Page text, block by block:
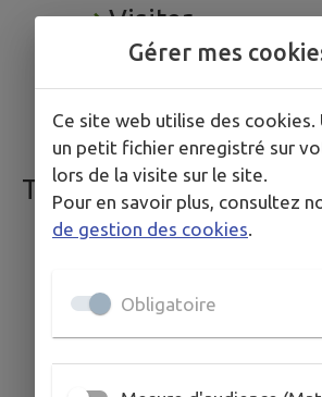
Visiter
Hébergement
Plans et Cartes
CAMPING-CAR
TRANSPORTS 🚘
ALEOP Scolaire
SOLIDARITÉ
Gérer mes
Ce site web utilise des cookies.
un petit fichier enregistré sur
lors de la visite sur le site.
Pour en savoir plus, consultez
de gestion des cookies.
Obligatoire